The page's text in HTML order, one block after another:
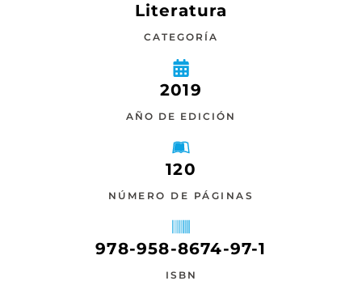
Literatura
CATEGORÍA
2019
AÑO DE EDICIÓN
120
NÚMERO DE PÁGINAS
978-958-8674-97-1
ISBN